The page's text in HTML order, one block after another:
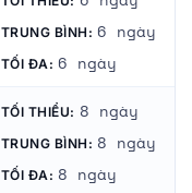
TRUNG BÌNH: 6 ngày
TỐI ĐA: 6 ngày
TỐI THIỂU: 8 ngày
TRUNG BÌNH: 8 ngày
TỐI ĐA: 8 ngày